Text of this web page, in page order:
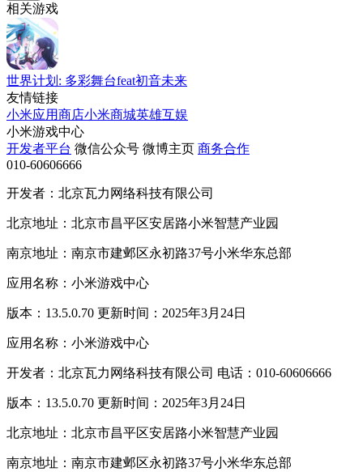
相关游戏
世界计划: 多彩舞台feat初音未来
友情链接
小米应用商店小米商城英雄互娱
小米游戏中心
开发者平台 微信公众号 微博主页 商务合作
010-60606666
开发者：北京瓦力网络科技有限公司
北京地址：北京市昌平区安居路小米智慧产业园
南京地址：南京市建邺区永初路37号小米华东总部
应用名称：小米游戏中心
版本：13.5.0.70 更新时间：2025年3月24日
应用名称：小米游戏中心
开发者：北京瓦力网络科技有限公司 电话：010-60606666
版本：13.5.0.70 更新时间：2025年3月24日
北京地址：北京市昌平区安居路小米智慧产业园
南京地址：南京市建邺区永初路37号小米华东总部